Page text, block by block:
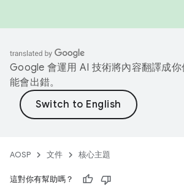
Google 會運用 AI 技術將內容翻譯成
能會出錯。
AOSP 文件 核心主題
這對你有幫助嗎？